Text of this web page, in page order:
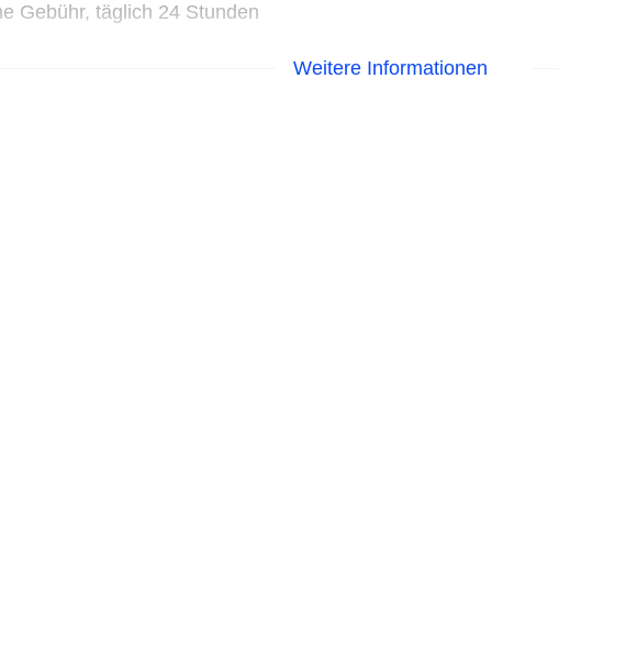
Gebühr, täglich 24 Stunden
Weitere Informationen